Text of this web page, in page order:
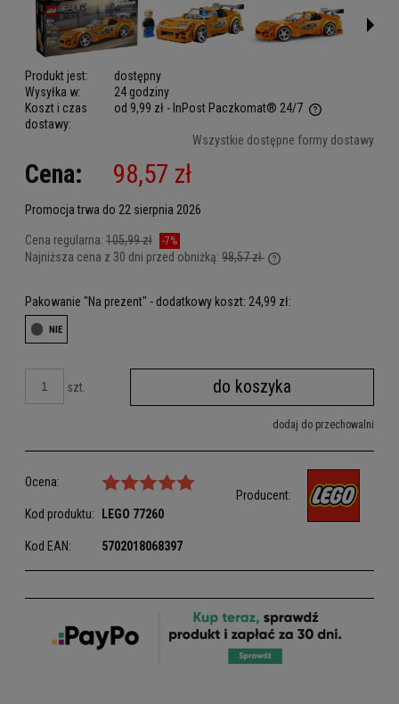
Produkt jest:
dostępny
Wysyłka w:
24 godziny
Koszt i czas
dostawy:
od 9,99 zł - InPost Paczkomat® 24/7
Cena nie zawiera ewentualnych kosztów płatności
Wszystkie dostępne formy dostawy
Cena: 98,57 zł
Promocja trwa do 22 sierpnia 2026
Cena regularna: 105,99 zł -7%
Najniższa cena z 30 dni przed obniżką: 98,57 zł
kiedy produkt pojawił
Pakowanie "Na prezent" - dodatkowy koszt: 24,99 zł:
szt. do koszyka
dodaj do przechowalni
Ocena:
Kod produktu: LEGO 77260
Kod EAN: 5702018068397
Producent: